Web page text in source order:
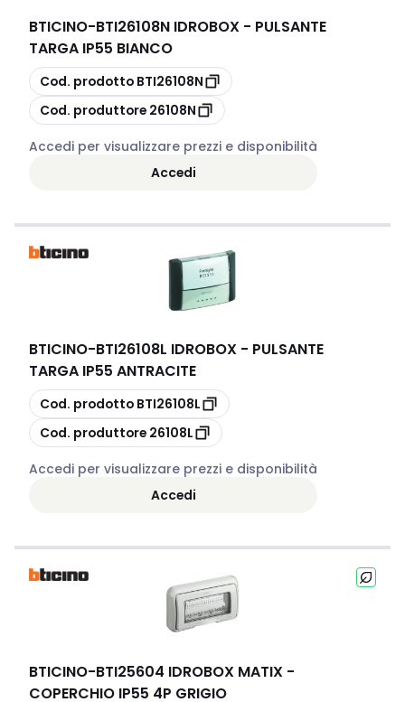
BTICINO-BTI26108N IDROBOX - PULSANTE
TARGA IP55 BIANCO
copia
Cod. prodotto BTI26108N
copia
Cod. produttore 26108N
Accedi per visualizzare prezzi e disponibilità
Accedi
BTICINO-BTI26108L IDROBOX - PULSANTE
TARGA IP55 ANTRACITE
copia
Cod. prodotto BTI26108L
copia
Cod. produttore 26108L
Accedi per visualizzare prezzi e disponibilità
Accedi
BTICINO-BTI25604 IDROBOX MATIX -
COPERCHIO IP55 4P GRIGIO